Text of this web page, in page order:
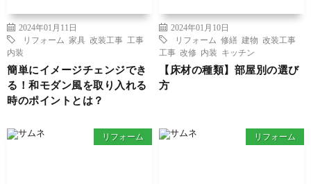
2024年01月11日
リフォーム
家具 改装工事 工事
内装
簡単にイメージチェンジでき
る！和モダン風を取り入れる
時のポイントとは？
2024年01月10日
リフォーム
修繕 建物 改装工事
工事 改修 内装 キッチン
【床材の種類】部屋別の選び
方
リフォーム リフォーム